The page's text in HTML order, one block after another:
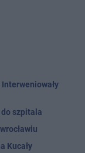
do szpitala
Kucały